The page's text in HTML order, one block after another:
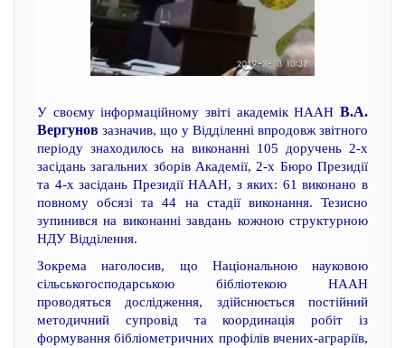
У своєму інформаційному звіті академік НААН В.А.
Вергунов зазначив, що у Відділенні впродовж звітного
періоду знаходилось на виконанні 105 доручень 2-х
засідань загальних зборів Академії, 2-х Бюро Президії
та 4-х засідань Президії НААН, з яких: 61 виконано в
повному обсязі та 44 на стадії виконання. Тезисно
зупинився на виконанні завдань кожною структурною
НДУ Відділення.
Зокрема наголосив, що Національною науковою
сільськогосподарською бібліотекою НААН
проводяться дослідження, здійснюється постійний
методичний супровід та координація робіт із
формування бібліометричних профілів вчених-аграріїв,